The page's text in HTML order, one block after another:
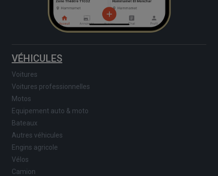
VÉHICULES
Voitures
Voitures professionnelles
Motos
Equipement auto & moto
Bateaux
Autres véhicules
Engins agricole
Vélos
Camion